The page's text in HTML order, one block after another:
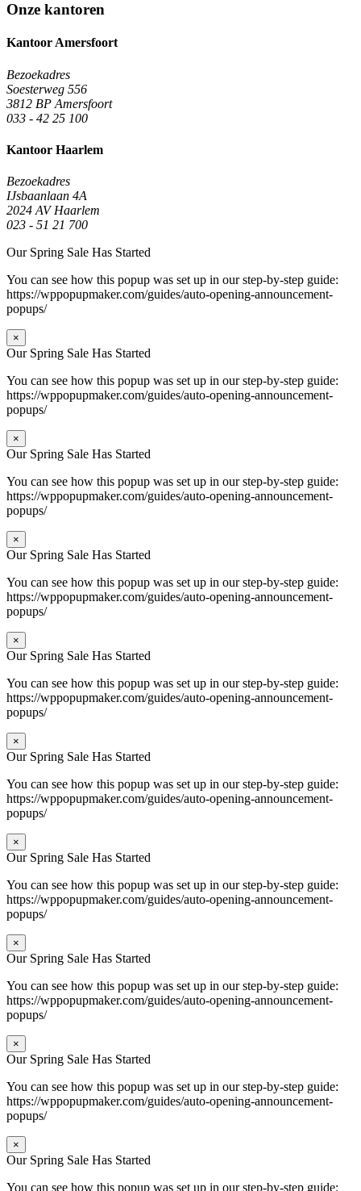
Onze kantoren
Kantoor Amersfoort
Bezoekadres
Soesterweg 556
3812 BP Amersfoort
033 - 42 25 100
Kantoor Haarlem
Bezoekadres
IJsbaanlaan 4A
2024 AV Haarlem
023 - 51 21 700
Our Spring Sale Has Started
You can see how this popup was set up in our step-by-step guide:
https://wppopupmaker.com/guides/auto-opening-announcement-
popups/
×
Our Spring Sale Has Started
You can see how this popup was set up in our step-by-step guide:
https://wppopupmaker.com/guides/auto-opening-announcement-
popups/
×
Our Spring Sale Has Started
You can see how this popup was set up in our step-by-step guide:
https://wppopupmaker.com/guides/auto-opening-announcement-
popups/
×
Our Spring Sale Has Started
You can see how this popup was set up in our step-by-step guide:
https://wppopupmaker.com/guides/auto-opening-announcement-
popups/
×
Our Spring Sale Has Started
You can see how this popup was set up in our step-by-step guide:
https://wppopupmaker.com/guides/auto-opening-announcement-
popups/
×
Our Spring Sale Has Started
You can see how this popup was set up in our step-by-step guide:
https://wppopupmaker.com/guides/auto-opening-announcement-
popups/
×
Our Spring Sale Has Started
You can see how this popup was set up in our step-by-step guide:
https://wppopupmaker.com/guides/auto-opening-announcement-
popups/
×
Our Spring Sale Has Started
You can see how this popup was set up in our step-by-step guide:
https://wppopupmaker.com/guides/auto-opening-announcement-
popups/
×
Our Spring Sale Has Started
You can see how this popup was set up in our step-by-step guide:
https://wppopupmaker.com/guides/auto-opening-announcement-
popups/
×
Our Spring Sale Has Started
You can see how this popup was set up in our step-by-step guide: